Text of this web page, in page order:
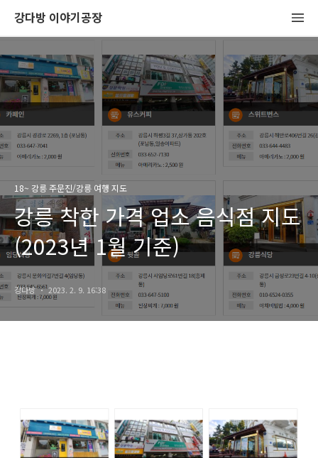
강다방 이야기공장
18~ 강릉 주문진/강릉 여행 지도
강릉 착한 가격 업소 음식점 지도
(2023년 1월 기준)
강다방 2023. 2. 9. 16:38